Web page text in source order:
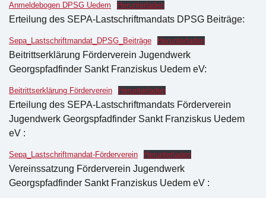
Anmeldebogen DPSG Uedem Herunterladen
Erteilung des SEPA-Lastschriftmandats DPSG Beiträge:
Sepa_Lastschriftmandat_DPSG_Beiträge Herunterladen
Beitrittserklärung Förderverein Jugendwerk
Georgspfadfinder Sankt Franziskus Uedem eV:
Beitrittserklärung Förderverein Herunterladen
Erteilung des SEPA-Lastschriftmandats Förderverein
Jugendwerk Georgspfadfinder Sankt Franziskus Uedem
eV :
Sepa_Lastschriftmandat-Förderverein Herunterladen
Vereinssatzung Förderverein Jugendwerk
Georgspfadfinder Sankt Franziskus Uedem eV :